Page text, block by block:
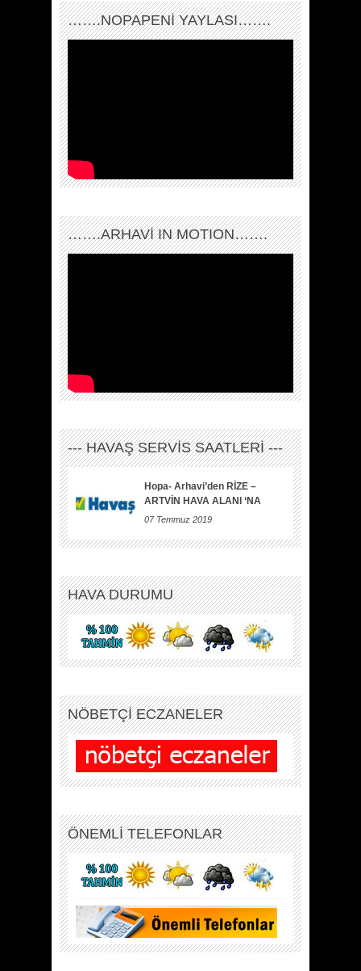
…….NOPAPENİ YAYLASI…….
…….ARHAVI IN MOTION…….
--- HAVAŞ SERVİS SAATLERİ ---
Hopa- Arhavi’den RİZE –
ARTVİN HAVA ALANI ‘NA
07 Temmuz 2019
HAVA DURUMU
NÖBETÇİ ECZANELER
ÖNEMLİ TELEFONLAR